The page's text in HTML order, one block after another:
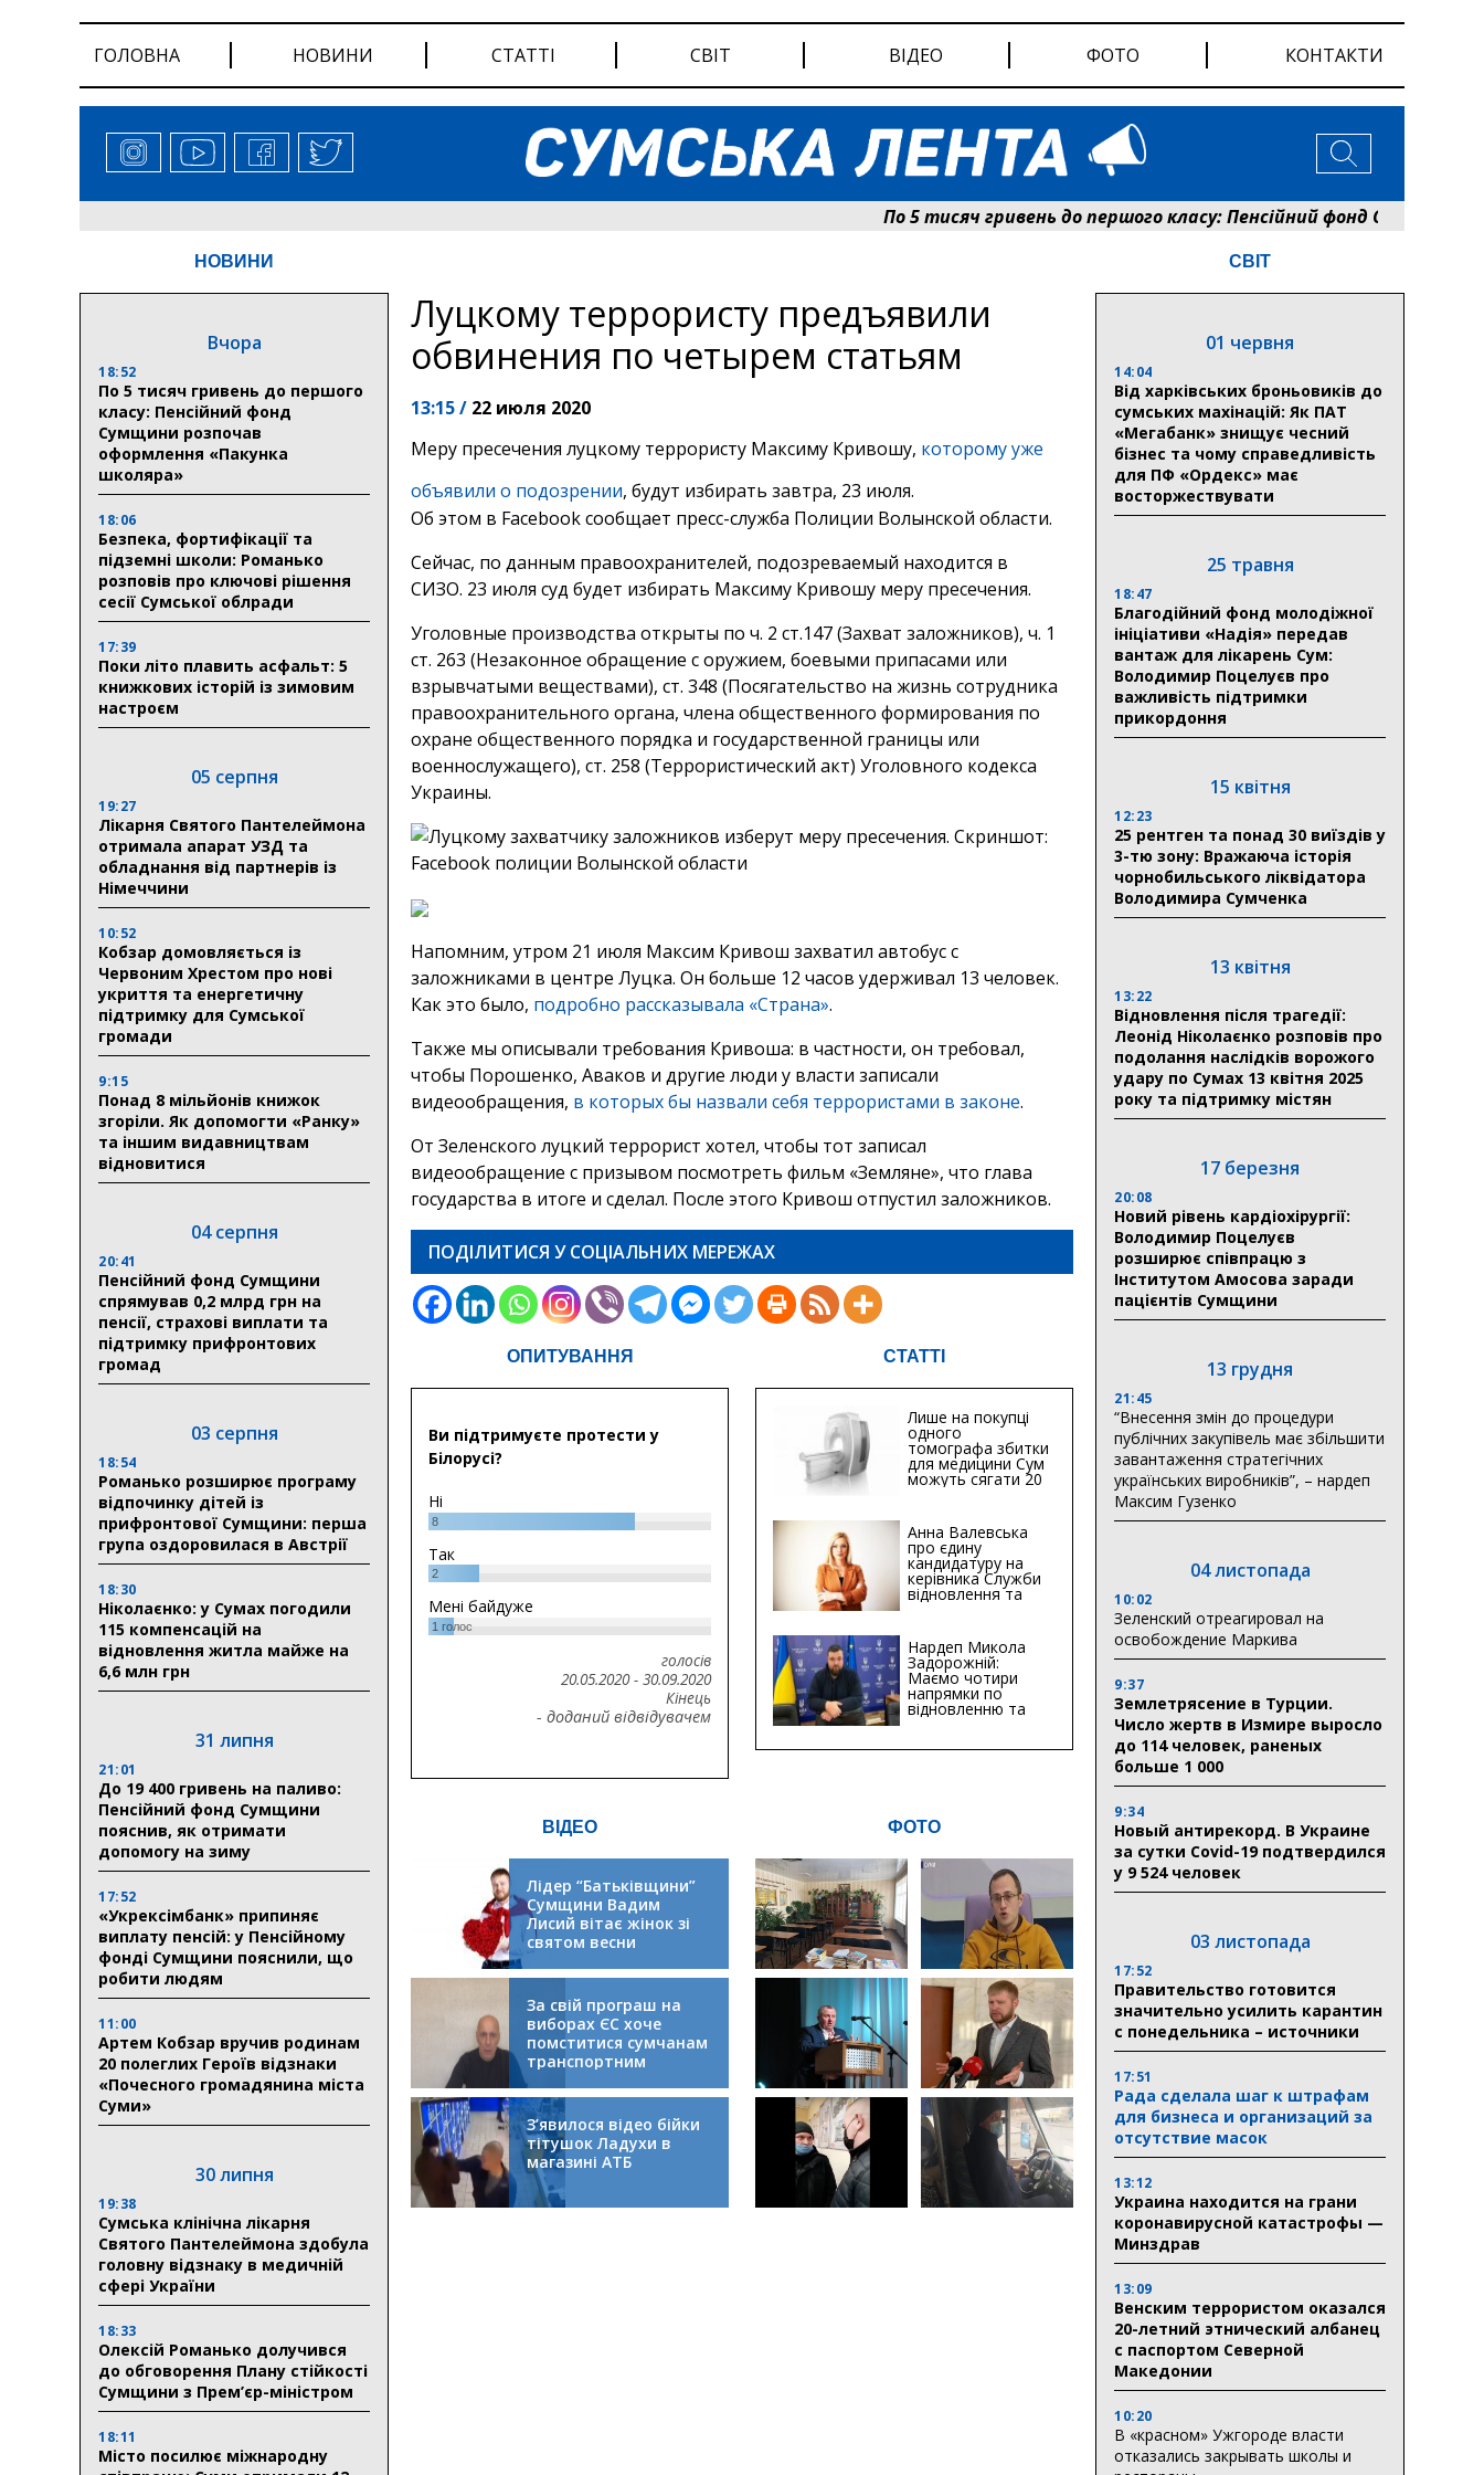
ГОЛОВНА НОВИНИ СТАТТІ СВІТ ВІДЕО ФОТО КОНТАКТИ
По 5 тисяч гривень до першого класу: Пенсійний фонд Сумщини
НОВИНИ
Вчора
18:52
По 5 тисяч гривень до першого
класу: Пенсійний фонд
Сумщини розпочав
оформлення «Пакунка
школяра»
18:06
Безпека, фортифікації та
підземні школи: Романько
розповів про ключові рішення
сесії Сумської облради
17:39
Поки літо плавить асфальт: 5
книжкових історій із зимовим
настроєм
05 серпня
19:27
Лікарня Святого Пантелеймона
отримала апарат УЗД та
обладнання від партнерів із
Німеччини
10:52
Кобзар домовляється із
Червоним Хрестом про нові
укриття та енергетичну
підтримку для Сумської
громади
9:15
Понад 8 мільйонів книжок
згоріли. Як допомогти «Ранку»
та іншим видавництвам
відновитися
04 серпня
20:41
Пенсійний фонд Сумщини
спрямував 0,2 млрд грн на
пенсії, страхові виплати та
підтримку прифронтових
громад
03 серпня
18:54
Романько розширює програму
відпочинку дітей із
прифронтової Сумщини: перша
група оздоровилася в Австрії
18:30
Ніколаєнко: у Сумах погодили
115 компенсацій на
відновлення житла майже на
6,6 млн грн
31 липня
21:01
До 19 400 гривень на паливо:
Пенсійний фонд Сумщини
пояснив, як отримати
допомогу на зиму
17:52
«Укрексімбанк» припиняє
виплату пенсій: у Пенсійному
фонді Сумщини пояснили, що
робити людям
11:00
Артем Кобзар вручив родинам
20 полеглих Героїв відзнаки
«Почесного громадянина міста
Суми»
30 липня
19:38
Сумська клінічна лікарня
Святого Пантелеймона здобула
головну відзнаку в медичній
сфері України
18:33
Олексій Романько долучився
до обговорення Плану стійкості
Сумщини з Прем’єр-міністром
18:11
Місто посилює міжнародну
Луцкому террористу предъявили
обвинения по четырем статьям
13:15 / 22 июля 2020
Меру пресечения луцкому террористу Максиму Кривошу, которому уже
объявили о подозрении, будут избирать завтра, 23 июля.
Об этом в Facebook сообщает пресс-служба Полиции Волынской области.
Сейчас, по данным правоохранителей, подозреваемый находится в
СИЗО. 23 июля суд будет избирать Максиму Кривошу меру пресечения.
Уголовные производства открыты по ч. 2 ст.147 (Захват заложников), ч. 1
ст. 263 (Незаконное обращение с оружием, боевыми припасами или
взрывчатыми веществами), ст. 348 (Посягательство на жизнь сотрудника
правоохранительного органа, члена общественного формирования по
охране общественного порядка и государственной границы или
военнослужащего), ст. 258 (Террористический акт) Уголовного кодекса
Украины.
Напомним, утром 21 июля Максим Кривош захватил автобус с
заложниками в центре Луцка. Он больше 12 часов удерживал 13 человек.
Как это было, подробно рассказывала «Страна».
Также мы описывали требования Кривоша: в частности, он требовал,
чтобы Порошенко, Аваков и другие люди у власти записали
видеообращения, в которых бы назвали себя террористами в законе.
От Зеленского луцкий террорист хотел, чтобы тот записал
видеообращение с призывом посмотреть фильм «Земляне», что глава
государства в итоге и сделал. После этого Кривош отпустил заложников.
ПОДІЛИТИСЯ У СОЦІАЛЬНИХ МЕРЕЖАХ
ОПИТУВАННЯ
Ви підтримуєте протести у
Білорусі?
Ні
8
Так
2
Мені байдуже
1голос
голосів
20.05.2020- 30.09.2020
Кінець
- доданий відвідувачем
СТАТТІ
Лише на покупці
одного
томографа збитки
для медицини Сум
можуть сягати 20
мільйонів гривень
Анна Валевська
про єдину
кандидатуру на
керівника Служби
відновлення та
інфраструктури у
Хіба...
Нардеп Микола
Задорожній:
Маємо чотири
напрямки по
відновленню та
будівництву
інфраструктури
ВІДЕО
Лідер “Батьківщини”
Сумщини Вадим
Лисий вітає жінок зі
святом весни
За свій програш на
виборах ЄС хоче
помститися сумчанам
транспортним
колапсом
З’явилося відео бійки
тітушок Ладухи в
магазині АТБ
ФОТО
СВІТ
01 червня
14:04
Від харківських броньовиків до
сумських махінацій: Як ПАТ
«Мегабанк» знищує чесний
бізнес та чому справедливість
для ПФ «Ордекс» має
восторжествувати
25 травня
18:47
Благодійний фонд молодіжної
ініціативи «Надія» передав
вантаж для лікарень Сум:
Володимир Поцелуєв про
важливість підтримки
прикордоння
15 квітня
12:23
25 рентген та понад 30 виїздів у
3-тю зону: Вражаюча історія
чорнобильського ліквідатора
Володимира Сумченка
13 квітня
13:22
Відновлення після трагедії:
Леонід Ніколаєнко розповів про
подолання наслідків ворожого
удару по Сумах 13 квітня 2025
року та підтримку містян
17 березня
20:08
Новий рівень кардіохірургії:
Володимир Поцелуєв
розширює співпрацю з
Інститутом Амосова заради
пацієнтів Сумщини
13 грудня
21:45
“Внесення змін до процедури
публічних закупівель має збільшити
завантаження стратегічних
українських виробників”, – нардеп
Максим Гузенко
04 листопада
10:02
Зеленский отреагировал на
освобождение Маркива
9:37
Землетрясение в Турции.
Число жертв в Измире выросло
до 114 человек, раненых
больше 1 000
9:34
Новый антирекорд. В Украине
за сутки Covid-19 подтвердился
у 9 524 человек
03 листопада
17:52
Правительство готовится
значительно усилить карантин
с понедельника – источники
17:51
Рада сделала шаг к штрафам
для бизнеса и организаций за
отсутствие масок
13:12
Украина находится на грани
коронавирусной катастрофы —
Минздрав
13:09
Венским террористом оказался
20-летний этнический албанец
с паспортом Северной
Македонии
10:20
В «красном» Ужгороде власти
отказались закрывать школы и